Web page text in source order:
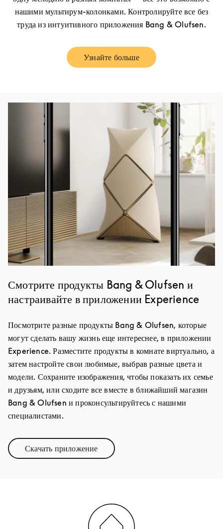
нашими мультирум-колонками. Контролируйте все без
труда из интуитивного приложения Bang & Olufsen.
Узнайте большеLink Opens in New Tab
Смотрите продукты Bang & Olufsen и
настраивайте в приложении Experience
Посмотрите разные продукты Bang & Olufsen, которые
могут сделать вашу жизнь еще интереснее, в приложении
Experience. Разместите продукты в комнате виртуально, а
затем настройте свои любимые, выбрав разные цвета и
модели. Сохраните изображения, чтобы показать их семье
и друзьям, или сходите все вместе в ближайший магазин
Bang & Olufsen и проконсультируйтесь с нашими
специалистами.
Скачать приложениеLink Opens in New Tab